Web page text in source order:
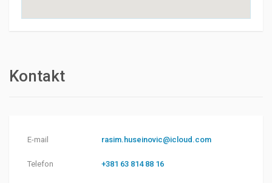
Kontakt
E-mail rasim.huseinovic@icloud.com
Telefon +381 63 814 88 16